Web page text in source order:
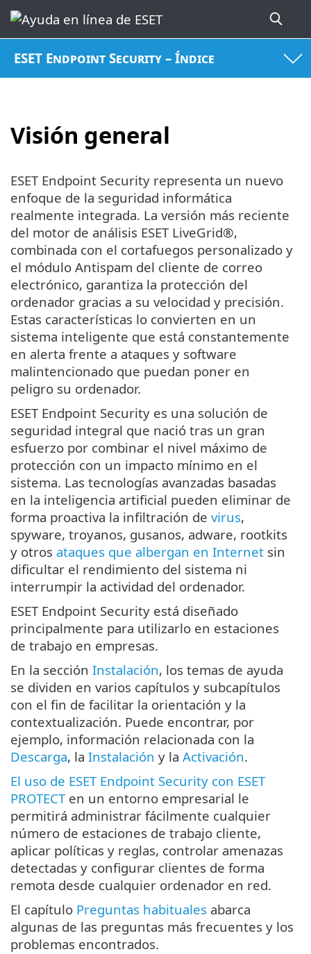
ESET Endpoint Security – Índice
Visión general
ESET Endpoint Security representa un nuevo
enfoque de la seguridad informática
realmente integrada. La versión más reciente
del motor de análisis ESET LiveGrid®,
combinada con el cortafuegos personalizado y
el módulo Antispam del cliente de correo
electrónico, garantiza la protección del
ordenador gracias a su velocidad y precisión.
Estas características lo convierten en un
sistema inteligente que está constantemente
en alerta frente a ataques y software
malintencionado que puedan poner en
peligro su ordenador.
ESET Endpoint Security es una solución de
seguridad integral que nació tras un gran
esfuerzo por combinar el nivel máximo de
protección con un impacto mínimo en el
sistema. Las tecnologías avanzadas basadas
en la inteligencia artificial pueden eliminar de
forma proactiva la infiltración de virus,
spyware, troyanos, gusanos, adware, rootkits
y otros ataques que albergan en Internet sin
dificultar el rendimiento del sistema ni
interrumpir la actividad del ordenador.
ESET Endpoint Security está diseñado
principalmente para utilizarlo en estaciones
de trabajo en empresas.
En la sección Instalación, los temas de ayuda
se dividen en varios capítulos y subcapítulos
con el fin de facilitar la orientación y la
contextualización. Puede encontrar, por
ejemplo, información relacionada con la
Descarga, la Instalación y la Activación.
El uso de ESET Endpoint Security con ESET
PROTECTen un entorno empresarial le
permitirá administrar fácilmente cualquier
número de estaciones de trabajo cliente,
aplicar políticas y reglas, controlar amenazas
detectadas y configurar clientes de forma
remota desde cualquier ordenador en red.
El capítulo Preguntas habituales abarca
algunas de las preguntas más frecuentes y los
problemas encontrados.